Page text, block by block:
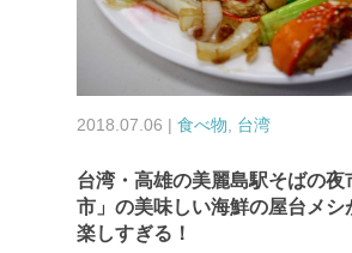
2018.07.06 | 食べ物 台湾
台湾・高雄の美麗島駅そばの夜
市」の美味しい海鮮の屋台メシ
楽しすぎる！